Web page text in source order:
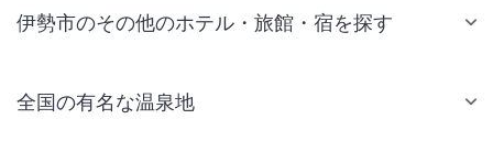
伊勢市のその他のホテル・旅館・宿を探す
全国の有名な温泉地